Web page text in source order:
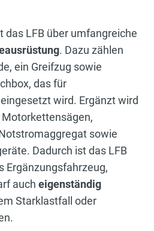
das LFB über umfangreiche
. Dazu zählen
ein Greifzug sowie
das für
wird. Ergänzt wird
sowie
Dadurch ist das LFB
Ergänzungsfahrzeug,
auch eigenständig
Starklastfall oder